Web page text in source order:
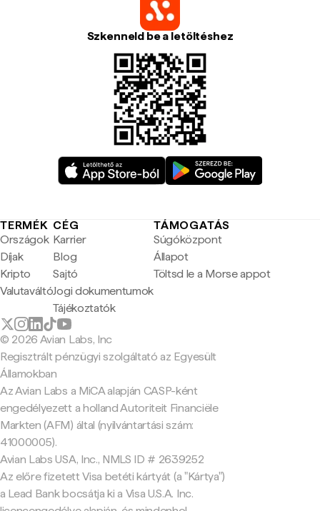
Szkenneld be a letöltéshez
TERMÉK
Országok
Díjak
Kripto
Valutaváltó
CÉG
Karrier
Blog
Sajtó
Jogi dokumentumok
Tájékoztatók
TÁMOGATÁS
Súgóközpont
Állapot
Töltsd le a Morse appot
© 2026 Avian Labs, Inc
Regisztrált pénzügyi szolgáltató az Egyesült
Államokban
Az Avian Labs a MiCA alapján CASP-ként
engedélyezett a holland Autoriteit Financiële
Markten (AFM) által (nyilvántartási szám:
41000005).
Avian Labs USA, Inc., NMLS ID # 2639252
Az előre fizetett Visa betéti kártyát (a "Kártya")
a Lead Bank bocsátja ki a Visa U.S.A. Inc.